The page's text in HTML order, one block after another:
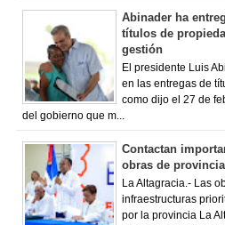
Abinader ha
títulos de
gestión
El presidente Luis
en las entregas de
como dijo el 27 de
del gobierno que m...
Contactan
obras de
La Altagracia.- Las
infraestructuras
por la provincia La